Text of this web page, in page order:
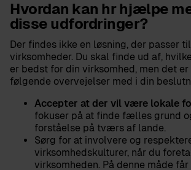
Hvordan kan hr hjælpe
disse udfordringer?
Der findes ikke en løsning, der passer
virksomheder. Du skal finde ud af,
er bedst for din virksomhed, men det
følgende overvejelser med i din
Accepter at der vil være lokale
fokuser på at finde fælles grund
forståelse på tværs af lande.
Sørg for at involvere og
virksomhedskulturer, når du
virksomheden. På denne måde